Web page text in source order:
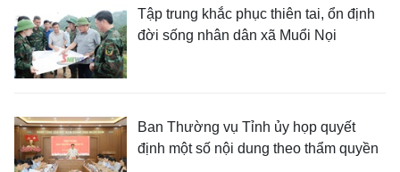
Tập trung khắc phục thiên tai, ổn định
đời sống nhân dân xã Muổi Nọi
Ban Thường vụ Tỉnh ủy họp quyết
định một số nội dung theo thẩm quyền